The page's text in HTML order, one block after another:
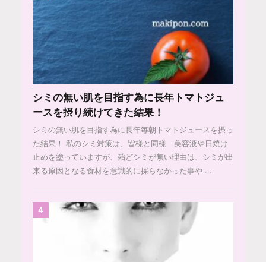
シミの無い肌を目指す為に長年トマトジュ
ースを摂り続けてきた結果！
シミの無い肌を目指す為に長年毎朝トマトジュースを摂っ
た結果！ 私のシミ対策は、皆様と同様 美容液や日焼け
止めを塗っていますが、殆どシミが無い理由は、シミが出
来る原因となる食材を意識的に採らなかった事や ...
4